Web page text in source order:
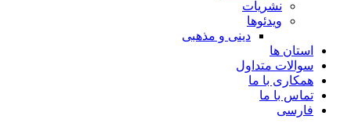
نشریات
ویدئوها
دینی و مذهبی
استان ها
سوالات متداول
همکاری با ما
تماس با ما
فارسی